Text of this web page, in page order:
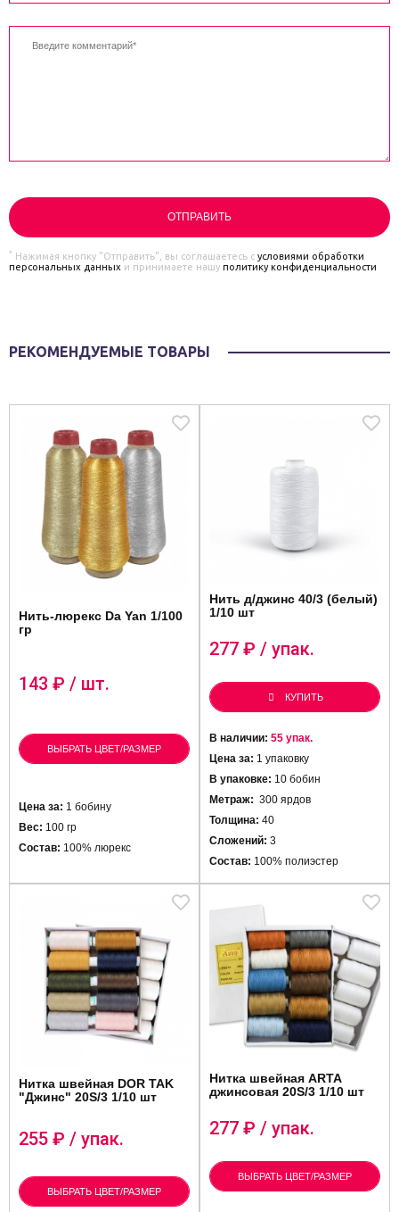
* Нажимая кнопку "Отправить", вы соглашаетесь с условиями обработки
персональных данных и принимаете нашу политику конфиденциальности
РЕКОМЕНДУЕМЫЕ ТОВАРЫ
Нить-люрекс Da Yan 1/100
гр
143 ₽ / шт.
ВЫБРАТЬ ЦВЕТ/РАЗМЕР
Цена за: 1 бобину
Вес: 100 гр
Состав: 100% люрекс
Нить д/джинс 40/3 (белый)
1/10 шт
277 ₽ / упак.
КУПИТЬ
В наличии: 55 упак.
Цена за: 1 упаковку
В упаковке: 10 бобин
Метраж: 300 ярдов
Толщина: 40
Сложений: 3
Состав: 100% полиэстер
Нитка швейная DOR TAK
"Джинс" 20S/3 1/10 шт
255 ₽ / упак.
ВЫБРАТЬ ЦВЕТ/РАЗМЕР
Нитка швейная ARTA
джинсовая 20S/3 1/10 шт
277 ₽ / упак.
ВЫБРАТЬ ЦВЕТ/РАЗМЕР